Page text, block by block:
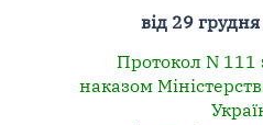
від 29
Протокол N 111
наказом